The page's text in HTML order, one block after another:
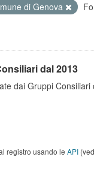
di Genova
dal 2013
dai Gruppi
registro usando le API